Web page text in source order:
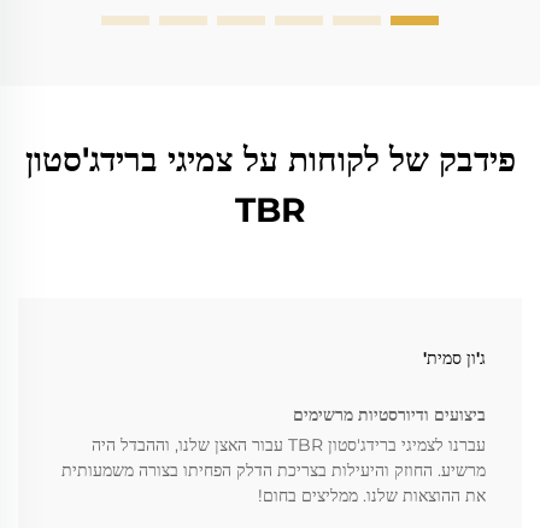
פידבק של לקוחות על צמיגי ברידג'סטון
TBR
ג'ון סמית'
ביצועים ודיורסטיות מרשימים
עברנו לצמיגי ברידג'סטון TBR עבור האצן שלנו, וההבדל היה
מרשיע. החוזק והיעילות בצריכת הדלק הפחיתו בצורה משמעותית
את ההוצאות שלנו. ממליצים בחום!